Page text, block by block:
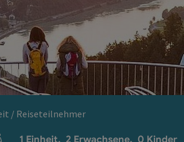
Einheit / Reiseteilnehmer
1 Einheit, 2 Erwachsene, 0 Kinder